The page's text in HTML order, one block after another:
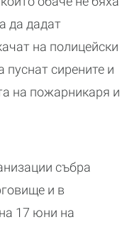
да дадат
на полицейски
сирените и
на пожарникаря и
събра
и в
17 юни на